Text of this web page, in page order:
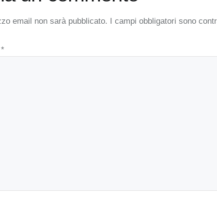
email non sarà pubblicato. I campi obbligatori sono
*